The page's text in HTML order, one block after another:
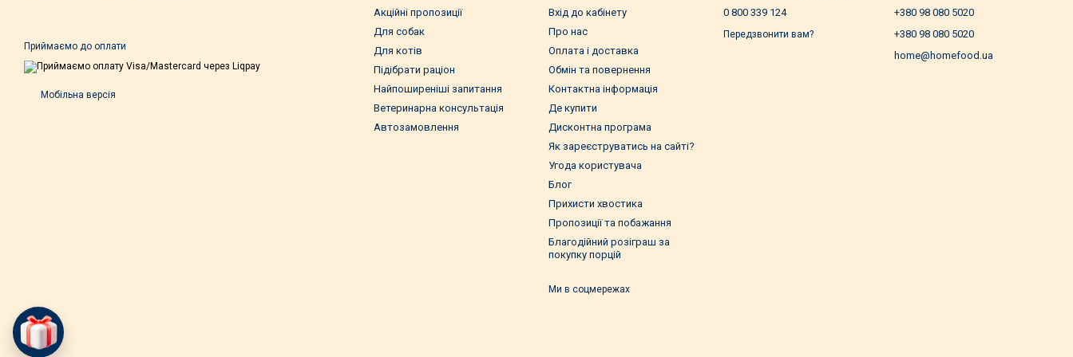
Приймаємо до оплати
Мобільна версія
Акційні пропозиції
Для собак
Для котів
Підібрати раціон
Найпоширеніші запитання
Ветеринарна консультація
Автозамовлення
Вхід до кабінету
Про нас
Оплата і доставка
Обмін та повернення
Контактна інформація
Де купити
Дисконтна програма
Як зареєструватись на сайті?
Угода користувача
Блог
Прихисти хвостика
Пропозиції та побажання
Благодійний розіграш за
покупку порцій
Ми в соцмережах
0 800 339 124
Передзвонити вам?
+380 98 080 5020
+380 98 080 5020
home@homefood.ua